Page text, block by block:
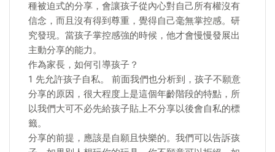
種被迫式的分享，會讓孩子從內心對自己所有權沒有
信念，而且沒有得到尊重，覺得自己毫無掌控感。研
究發現。當孩子掌控感強的時候，他才會慢慢發展出
主動分享的能力。
作為家長，如何引導孩子？
1 先允許孩子自私。 前面我們也分析到，孩子不願意
分享的原因，很大程度上是這個年齡階段的特點，所
以我們大可不必先給孩子貼上不分享以後會自私的標
籤。
分享的前提，應該是自願且快樂的。我們可以告訴孩